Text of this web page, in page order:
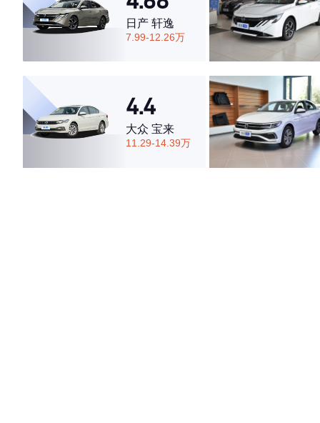
日产 轩逸
7.99-12.26万
4.4
大众 宝来
11.29-14.39万